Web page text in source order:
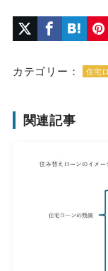
カテゴリー： 住宅
関連記事